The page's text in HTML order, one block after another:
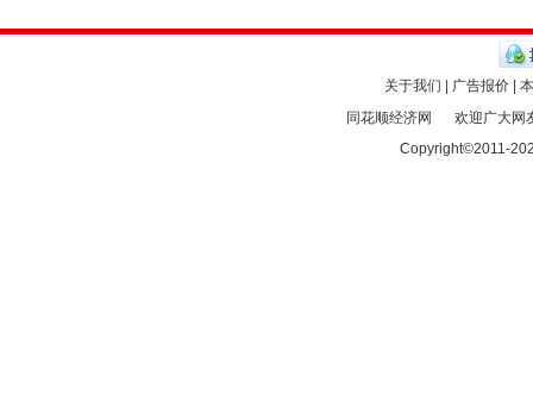
关于我们 | 广告报价 |
同花顺经济网
欢迎广大网
Copyright©2011-